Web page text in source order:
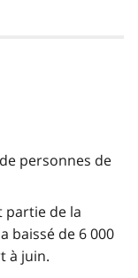
personnes de
partie de la
baissé de 6 000
à juin.